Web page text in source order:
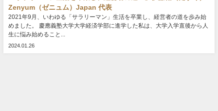
Zenyum（ゼニュム）Japan 代表
2021年9月、いわゆる「サラリーマン」生活を卒業し、経営者の道を歩み始
めました。 慶應義塾大学大学経済学部に進学した私は、大学入学直後から人
生に悩み始めること...
2024.01.26